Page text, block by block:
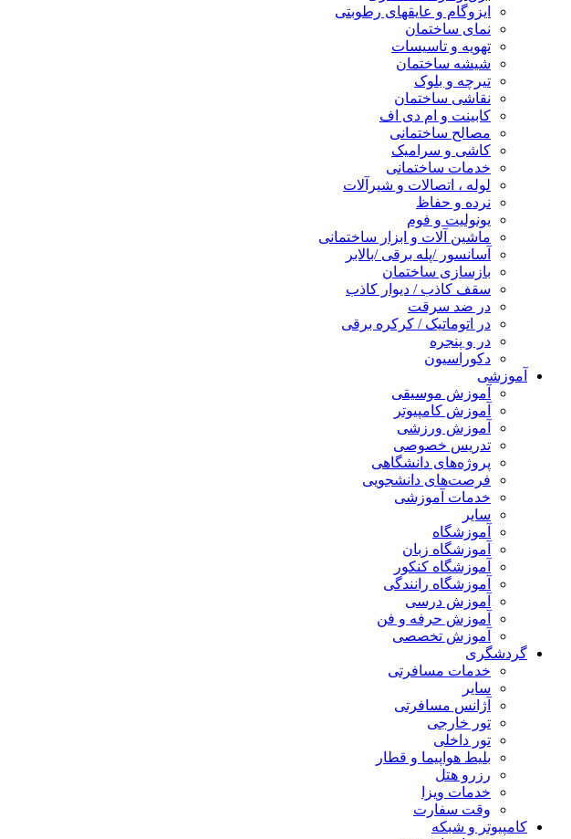
ایزوگام و عایقهای رطوبتی
نمای ساختمان
تهویه و تاسیسات
شیشه ساختمان
تیرچه و بلوک
نقاشی ساختمان
کابینت و ام دی اف
مصالح ساختمانی
کاشی و سرامیک
خدمات ساختمانی
لوله ، اتصالات و شیرآلات
نرده و حفاظ
یونولیت و فوم
ماشین آلات و ابزار ساختمانی
آسانسور /پله برقی /بالابر
بازسازی ساختمان
سقف کاذب / دیوار کاذب
در ضد سرقت
در اتوماتیک / کرکره برقی
در و پنجره
دکوراسیون
آموزشی
آموزش موسیقی
آموزش کامپیوتر
آموزش ورزشی
تدریس خصوصی
پروژه‌های دانشگاهی
فرصت‌های دانشجویی
خدمات آموزشی
سایر
آموزشگاه
آموزشگاه زبان
آموزشگاه کنکور
آموزشگاه رانندگی
آموزش درسی
آموزش حرفه و فن
آموزش تخصصی
گردشگری
خدمات مسافرتی
سایر
آژانس مسافرتی
تور خارجی
تور داخلی
بلیط هواپیما و قطار
رزرو هتل
خدمات ویزا
وقت سفارت
کامپیوتر و شبکه